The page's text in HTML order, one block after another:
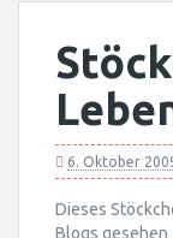
6. Oktober
Dieses
Blogs